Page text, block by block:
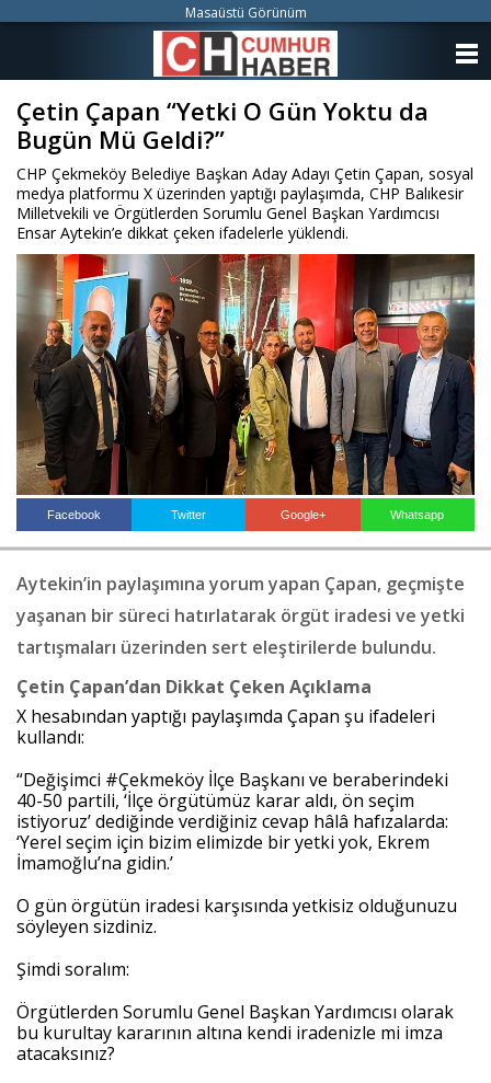
Çetin Çapan “Yetki O Gün Yoktu da
Bugün Mü Geldi?”
CHP Çekmeköy Belediye Başkan Aday Adayı Çetin Çapan, sosyal
medya platformu X üzerinden yaptığı paylaşımda, CHP Balıkesir
Milletvekili ve Örgütlerden Sorumlu Genel Başkan Yardımcısı
Ensar Aytekin’e dikkat çeken ifadelerle yüklendi.
Facebook Twitter Google+ Whatsapp
Aytekin’in paylaşımına yorum yapan Çapan, geçmişte
yaşanan bir süreci hatırlatarak örgüt iradesi ve yetki
tartışmaları üzerinden sert eleştirilerde bulundu.
Çetin Çapan’dan Dikkat Çeken Açıklama
X hesabından yaptığı paylaşımda Çapan şu ifadeleri
kullandı:
“Değişimci #Çekmeköy İlçe Başkanı ve beraberindeki
40-50 partili, ‘İlçe örgütümüz karar aldı, ön seçim
istiyoruz’ dediğinde verdiğiniz cevap hâlâ hafızalarda:
‘Yerel seçim için bizim elimizde bir yetki yok, Ekrem
İmamoğlu’na gidin.’
O gün örgütün iradesi karşısında yetkisiz olduğunuzu
söyleyen sizdiniz.
Şimdi soralım:
Örgütlerden Sorumlu Genel Başkan Yardımcısı olarak
bu kurultay kararının altına kendi iradenizle mi imza
atacaksınız?
Masaüstü Görünüm
KATEGORİLER
ANKETLER
FOTO GALERİ
VİDEO GALERİ
KÜNYE
İLETİŞİM